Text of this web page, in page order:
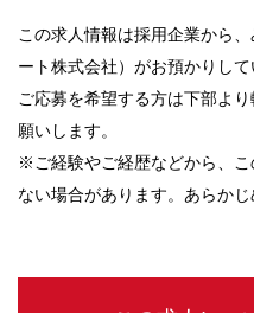
この求人情報は採用企業から
ート株式会社）がお預かりして
ご応募を希望する方は下部よ
願いします。
※ご経験やご経歴などから、
ない場合があります。あらかじ